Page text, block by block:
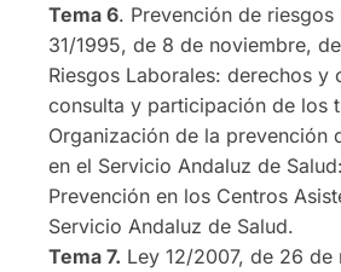
Tema 6. Prevención de
31/1995, de 8 de noviembre,
Riesgos Laborales: derechos y
consulta y participación de los
Organización de la prevención
en el Servicio Andaluz de
Prevención en los Centros
Servicio Andaluz de Salud.
Tema 7. Ley 12/2007, de 26 de